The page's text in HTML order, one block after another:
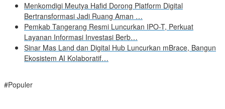
Menkomdigi Meutya Hafid Dorong Platform Digital
Bertransformasi Jadi Ruang Aman …
Pemkab Tangerang Resmi Luncurkan IPO-T, Perkuat
Layanan Informasi Investasi Berb…
Sinar Mas Land dan Digital Hub Luncurkan mBrace, Bangun
Ekosistem AI Kolaboratif…
#Populer